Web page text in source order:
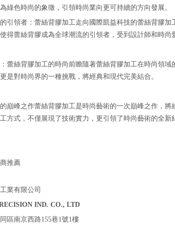
綠色時尚的象徵，引領時尚業向更可持續的方向發展。
引領者：蕾絲背膠加工走向國際凱益科技的蕾絲背膠
得蕾絲背膠成為全球潮流的引領者，受到設計師和時尚
蕾絲背膠加工的時尚前瞻隨著蕾絲背膠加工在時尚領
是對時尚界的一種挑戰，將經典和現代完美結合。
巔峰之作蕾絲背膠加工是時尚藝術的一次巔峰之作，
方式，不僅展現了技術實力，更引領了時尚藝術的全新
推薦
業有限公司
IND. CO., LTD
區南京西路155巷1號1樓